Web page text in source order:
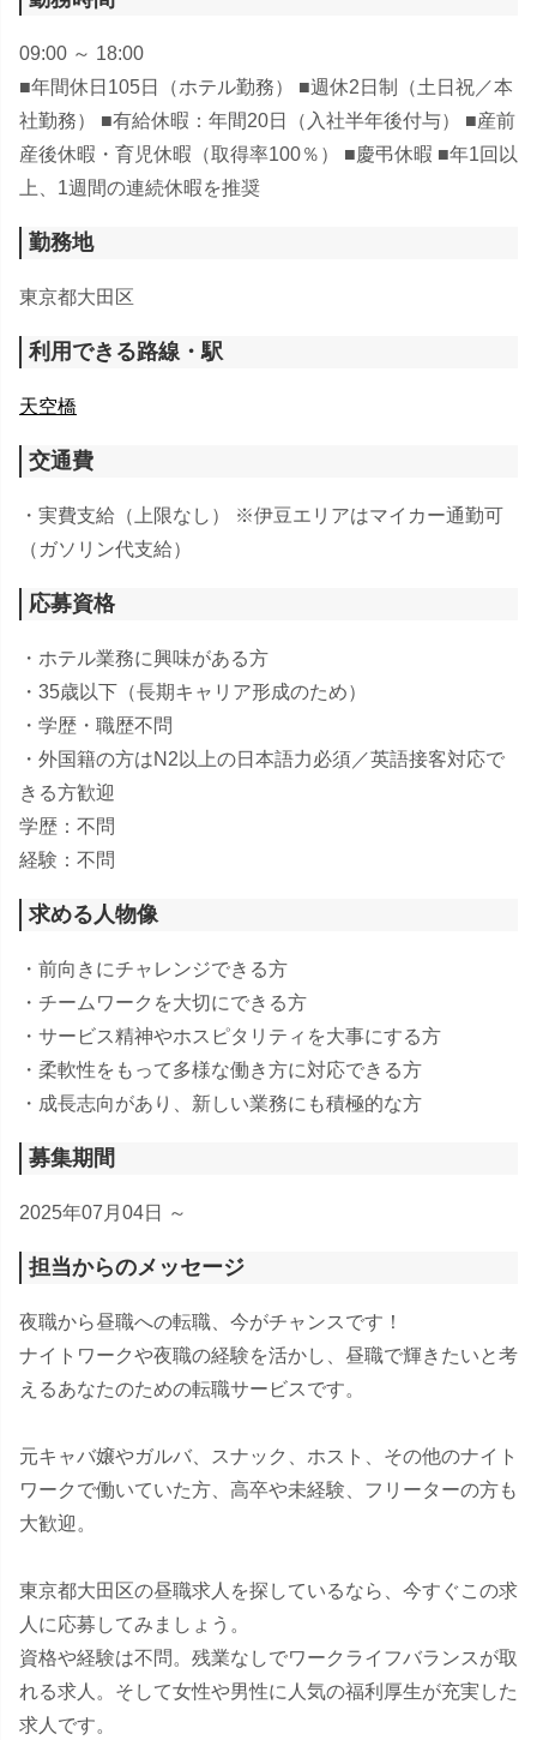
09:00 ～ 18:00
■年間休日105日（ホテル勤務） ■週休2日制（土日祝／本
社勤務） ■有給休暇：年間20日（入社半年後付与） ■産前
産後休暇・育児休暇（取得率100％） ■慶弔休暇 ■年1回以
上、1週間の連続休暇を推奨
勤務地
東京都大田区
利用できる路線・駅
天空橋
交通費
・実費支給（上限なし） ※伊豆エリアはマイカー通勤可
（ガソリン代支給）
応募資格
・ホテル業務に興味がある方
・35歳以下（長期キャリア形成のため）
・学歴・職歴不問
・外国籍の方はN2以上の日本語力必須／英語接客対応で
きる方歓迎
学歴：不問
経験：不問
求める人物像
・前向きにチャレンジできる方
・チームワークを大切にできる方
・サービス精神やホスピタリティを大事にする方
・柔軟性をもって多様な働き方に対応できる方
・成長志向があり、新しい業務にも積極的な方
募集期間
2025年07月04日 ～
担当からのメッセージ
夜職から昼職への転職、今がチャンスです！
ナイトワークや夜職の経験を活かし、昼職で輝きたいと考
えるあなたのための転職サービスです。
元キャバ嬢やガルバ、スナック、ホスト、その他のナイト
ワークで働いていた方、高卒や未経験、フリーターの方も
大歓迎。
東京都大田区の昼職求人を探しているなら、今すぐこの求
人に応募してみましょう。
資格や経験は不問。残業なしでワークライフバランスが取
れる求人。そして女性や男性に人気の福利厚生が充実した
求人です。